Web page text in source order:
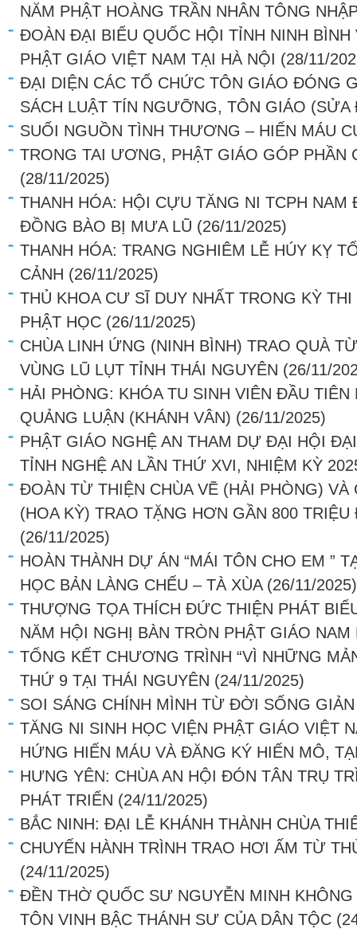
NĂM PHẬT HOÀNG TRẦN NHÂN TÔNG
ĐOÀN ĐẠI BIỂU QUỐC HỘI TỈNH NINH BÌNH
PHẬT GIÁO VIỆT NAM TẠI HÀ NỘI (28/11/
ĐẠI DIỆN CÁC TỔ CHỨC TÔN GIÁO ĐÓNG
SÁCH LUẬT TÍN NGƯỠNG, TÔN GIÁO (SỬA
SUỐI NGUỒN TÌNH THƯƠNG – HIẾN MÁU
TRONG TAI ƯƠNG, PHẬT GIÁO GÓP PHẦN
(28/11/2025)
THANH HÓA: HỘI CỰU TĂNG NI TCPH
ĐỒNG BÀO BỊ MƯA LŨ (26/11/2025)
THANH HÓA: TRANG NGHIÊM LỄ HÚY KỴ
CẢNH (26/11/2025)
THỦ KHOA CƯ SĨ DUY NHẤT TRONG KỲ
PHẬT HỌC (26/11/2025)
CHÙA LINH ỨNG (NINH BÌNH) TRAO QUÀ
VÙNG LŨ LỤT TỈNH THÁI NGUYÊN (26/11/
HẢI PHÒNG: KHÓA TU SINH VIÊN ĐẦU TIÊN
QUẢNG LUẬN (KHÁNH VÂN) (26/11/2025)
PHẬT GIÁO NGHỆ AN THAM DỰ ĐẠI HỘI
TỈNH NGHỆ AN LẦN THỨ XVI, NHIỆM KỲ
ĐOÀN TỪ THIỆN CHÙA VẼ (HẢI PHÒNG) VÀ
(HOA KỲ) TRAO TẶNG HƠN GẦN 800
(26/11/2025)
HOÀN THÀNH DỰ ÁN “MÁI TÔN CHO EM ”
HỌC BẢN LÀNG CHẾU – TÀ XÙA (26/11/2025)
THƯỢNG TỌA THÍCH ĐỨC THIỆN PHÁT
NĂM HỘI NGHỊ BÀN TRÒN PHẬT GIÁO NAM
TỔNG KẾT CHƯƠNG TRÌNH “VÌ NHỮNG
THỨ 9 TẠI THÁI NGUYÊN (24/11/2025)
SOI SÁNG CHÍNH MÌNH TỪ ĐỜI SỐNG
TĂNG NI SINH HỌC VIỆN PHẬT GIÁO VIỆT
HỨNG HIẾN MÁU VÀ ĐĂNG KÝ HIẾN MÔ,
HƯNG YÊN: CHÙA AN HỘI ĐÓN TÂN TRỤ
PHÁT TRIỂN (24/11/2025)
BẮC NINH: ĐẠI LỄ KHÁNH THÀNH CHÙA
CHUYẾN HÀNH TRÌNH TRAO HƠI ẤM TỪ
(24/11/2025)
ĐỀN THỜ QUỐC SƯ NGUYỄN MINH
TÔN VINH BẬC THÁNH SƯ CỦA DÂN TỘC